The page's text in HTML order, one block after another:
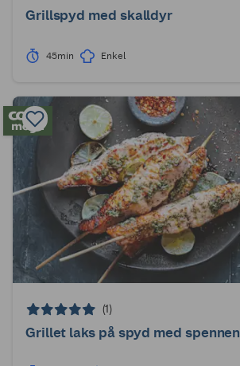
Grillspyd med skalldyr
45min Enkel
(1)
Grillet laks på spyd med